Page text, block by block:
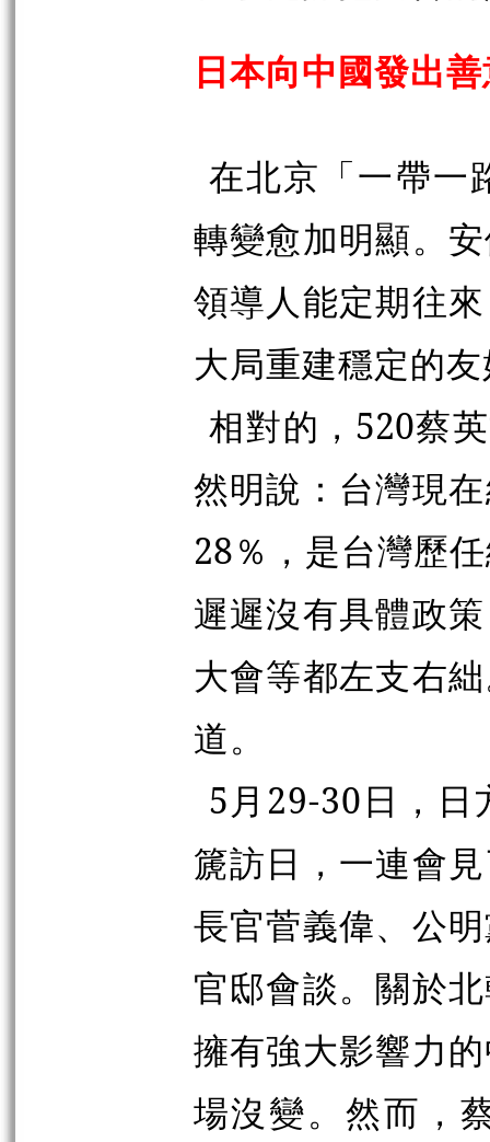
日本向中國發出
在北京「一帶一
轉變愈加明顯。
領導人能定期往
大局重建穩定的
相對的，520蔡
然明說：台灣現
28％，是台灣歷
遲遲沒有具體政
大會等都左支右
道。
5月29-30日，日
篪訪日，一連會
長官菅義偉、公
官邸會談。關於
擁有強大影響力
場沒變。然而，